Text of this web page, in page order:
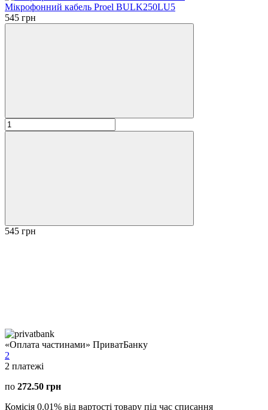
Мікрофонний кабель Proel BULK250LU5
545 грн
545 грн
«Оплата частинами» ПриватБанку
2
2 платежі
по 272.50 грн
Комісія 0.01% від вартості товару під час списання